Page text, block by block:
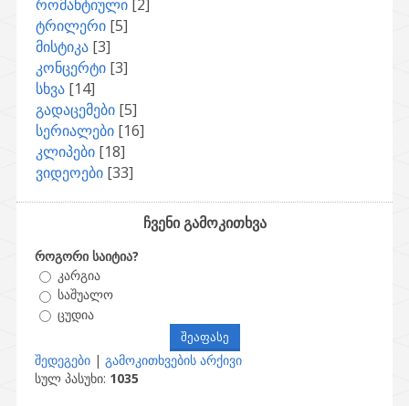
რომანტიული [2]
ტრილერი [5]
მისტიკა [3]
კონცერტი [3]
სხვა [14]
გადაცემები [5]
სერიალები [16]
კლიპები [18]
ვიდეოები [33]
ჩვენი გამოკითხვა
როგორი საიტია?
კარგია
საშუალო
ცუდია
შედეგები | გამოკითხვების არქივი
სულ პასუხი: 1035